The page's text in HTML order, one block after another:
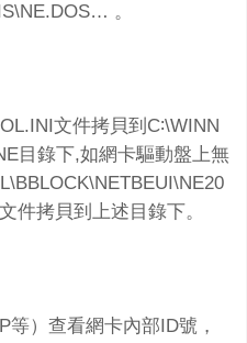
。
文件拷貝到C∶\WINN
目錄下,如網卡驅動盤上無
件拷貝到上述目錄下。
）查看網卡內部ID號，